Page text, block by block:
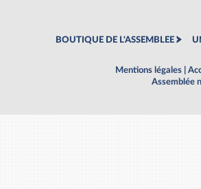
BOUTIQUE DE L'ASSEMBLEE
Mentions légales
Assemblée